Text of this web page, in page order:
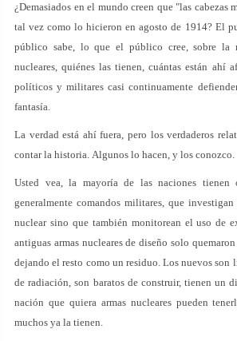
¿Demasiados en el mundo creen que "las cabezas
tal vez como lo hicieron en agosto de 1914? El
público sabe, lo que el público cree, sobre la
nucleares, quiénes las tienen, cuántas están ahí
políticos y militares casi continuamente
fantasía.
La verdad está ahí fuera, pero los verdaderos
contar la historia. Algunos lo hacen, y los conozco.
Usted vea, la mayoría de las naciones tienen
generalmente comandos militares, que
nuclear sino que también monitorean el uso de
antiguas armas nucleares de diseño solo
dejando el resto como un residuo. Los nuevos son
de radiación, son baratos de construir, tienen un
nación que quiera armas nucleares pueden
muchos ya la tienen.